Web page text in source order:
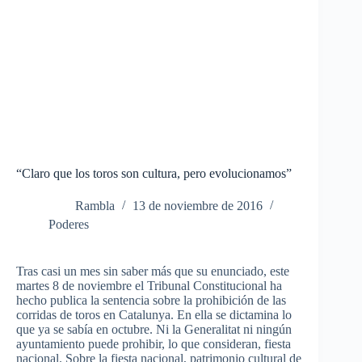
“Claro que los toros son cultura, pero evolucionamos”
Rambla
13 de noviembre de 2016
Poderes
Tras casi un mes sin saber más que su enunciado, este
martes 8 de noviembre el Tribunal Constitucional ha
hecho publica la sentencia sobre la prohibición de las
corridas de toros en Catalunya. En ella se dictamina lo
que ya se sabía en octubre. Ni la Generalitat ni ningún
ayuntamiento puede prohibir, lo que consideran, fiesta
nacional. Sobre la fiesta nacional, patrimonio cultural de